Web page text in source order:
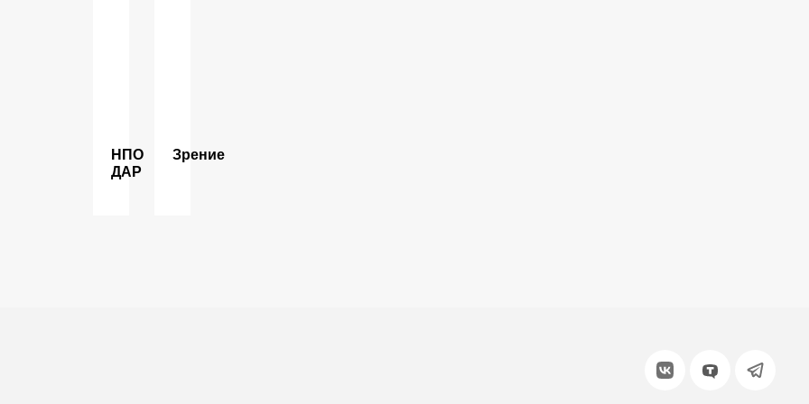
НПО
ДАР
Зрение